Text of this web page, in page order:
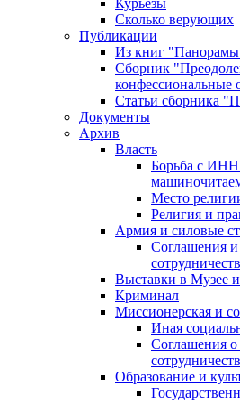
Курьезы
Сколько верующих
Публикации
Из книг
Сборник
конфессиональные
Статьи сборника
Документы
Архив
Власть
Борьба с
Место
Религия и
Армия и силовые
Соглашения и
Выставки в Музее
Криминал
Миссионерская и
Иная
Соглашения
Образование и